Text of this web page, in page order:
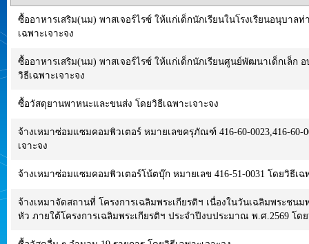
ซื้ออาหารเสริม(นม) พาสเจอร์ไรซ์ ให้แก่เด็กนักเรียนในโรงเรียนอนุบาล
เฉพาะเจาะจง
ซื้ออาหารเสริม(นม) พาสเจอร์ไรซ์ ให้แก่เด็กนักเรียนศูนย์พัฒนาเด็กเล็ก
วิธีเฉพาะเจาะจง
ซื้อวัสดุยานพาหนะและขนส่ง โดยวิธีเฉพาะเจาะจง
จ้างเหมาซ่อมแซมคอมพิวเตอร์ หมายเลขครุภัณฑ์ 416-60-0023,416-60-
เจาะจง
จ้างเหมาซ่อมแซมคอมพิวเตอร์โน้ตบุ๊ก หมายเลข 416-51-0031 โดยวิธีเฉ
จ้างเหมาจัดสถานที่ โครงการเฉลิมพระเกียรติฯ เนื่องในวันเฉลิมพระชน
หัว ภายใต้โครงการเฉลิมพระเกียรติฯ ประจำปีงบประมาณ พ.ศ.2569 โดย